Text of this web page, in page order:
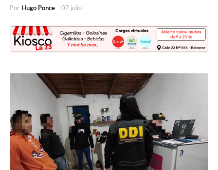
Por Hugo Ponce - 07 julio